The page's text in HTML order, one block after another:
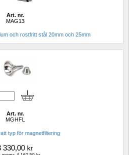
Art. nr.
MAG13
och rostfritt stål 20mm och 25mm
Art. nr.
MGHFL
typ för magnetfiltering
330,00 kr